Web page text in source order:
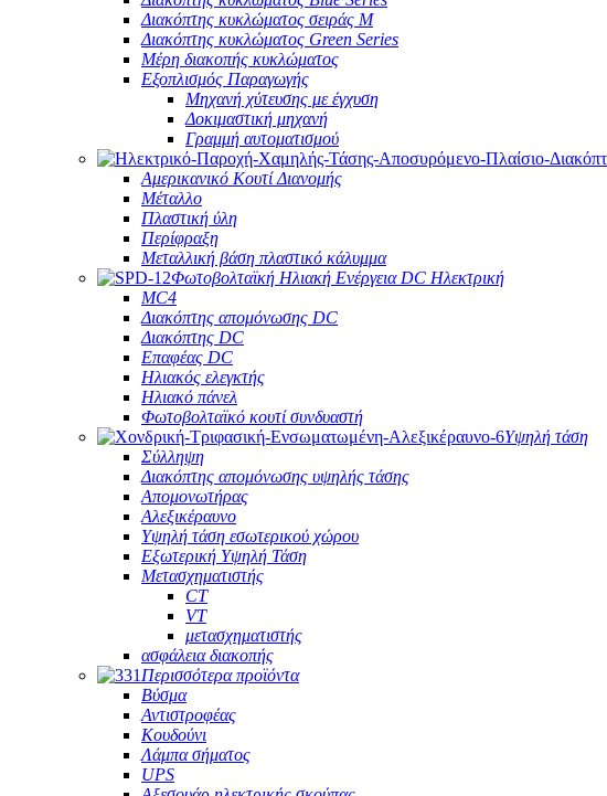
Διακόπτης κυκλώματος σειράς M
Διακόπτης κυκλώματος Green Series
Μέρη διακοπής κυκλώματος
Εξοπλισμός Παραγωγής
Μηχανή χύτευσης με έγχυση
Δοκιμαστική μηχανή
Γραμμή αυτοματισμού
Αμερικανικό Κουτί Διανομής
Μέταλλο
Πλαστική ύλη
Περίφραξη
Μεταλλική βάση πλαστικό κάλυμμα
Φωτοβολταϊκή Ηλιακή Ενέργεια DC Ηλεκτρική
MC4
Διακόπτης απομόνωσης DC
Διακόπτης DC
Επαφέας DC
Ηλιακός ελεγκτής
Ηλιακό πάνελ
Φωτοβολταϊκό κουτί συνδυαστή
Υψηλή τάση
Σύλληψη
Διακόπτης απομόνωσης υψηλής τάσης
Απομονωτήρας
Αλεξικέραυνο
Υψηλή τάση εσωτερικού χώρου
Εξωτερική Υψηλή Τάση
Μετασχηματιστής
CT
VT
μετασχηματιστής
ασφάλεια διακοπής
Περισσότερα προϊόντα
Βύσμα
Αντιστροφέας
Κουδούνι
Λάμπα σήματος
UPS